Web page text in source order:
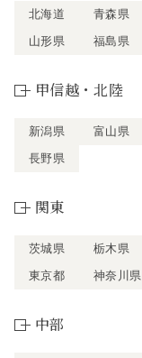
北海道 青森県
山形県
福島県
甲信越・北陸
新潟県 富山県
長野県
関東
茨城県 栃木県
東京都
神奈川県
中部